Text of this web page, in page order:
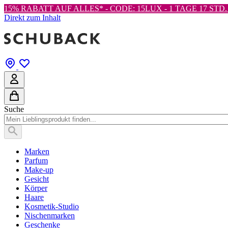
15% RABATT AUF ALLES* - CODE: 15LUX - 1 TAGE 17
Direkt zum Inhalt
Suche
Marken
Parfum
Make-up
Gesicht
Körper
Haare
Kosmetik-Studio
Nischenmarken
Geschenke